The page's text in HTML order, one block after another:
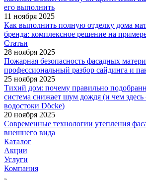
его выполнить
11 ноября 2025
Как выполнить полную отделку дома
бренда: комплексное решение на
Статьи
28 ноября 2025
Пожарная безопасность фасадных
профессиональный разбор сайдинга и
25 ноября 2025
Тихий дом: почему правильно
система снижает шум дождя (и чем
водостоки Döcke)
20 ноября 2025
Современные технологии утепления
внешнего вида
Каталог
Акции
Услуги
Компания